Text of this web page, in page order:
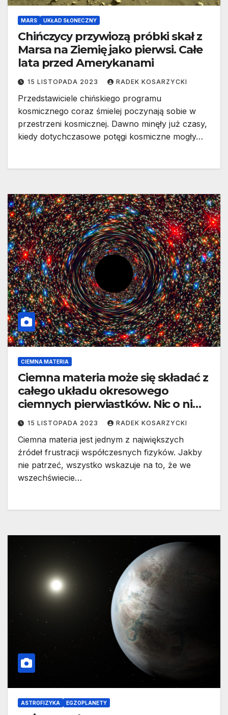
MARS UKŁAD SŁONECZNY
Chińczycy przywiozą próbki skał z
Marsa na Ziemię jako pierwsi. Całe
lata przed Amerykanami
15 LISTOPADA 2023 RADEK KOSARZYCKI
Przedstawiciele chińskiego programu
kosmicznego coraz śmielej poczynają sobie w
przestrzeni kosmicznej. Dawno minęły już czasy,
kiedy dotychczasowe potęgi kosmiczne mogły…
CIEMNA MATERIA
Ciemna materia może się składać z
całego układu okresowego
ciemnych pierwiastków. Nic o nim
nie wiemy
15 LISTOPADA 2023 RADEK KOSARZYCKI
Ciemna materia jest jednym z największych
źródeł frustracji współczesnych fizyków. Jakby
nie patrzeć, wszystko wskazuje na to, że we
wszechświecie…
ASTROFIZYKA EGZOPLANETY